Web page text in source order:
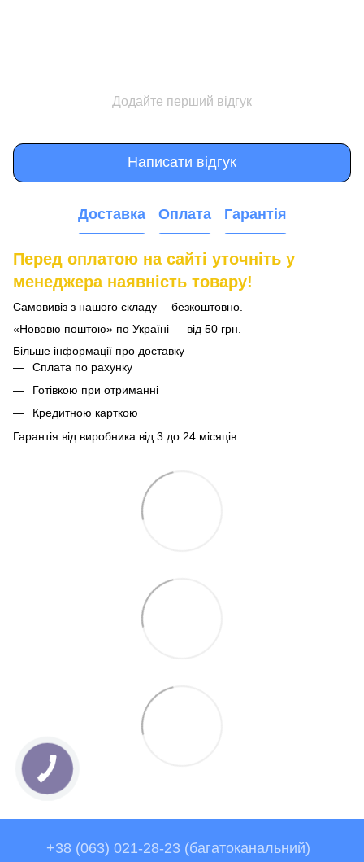
Додайте перший відгук
Написати відгук
Доставка Оплата Гарантія
Перед оплатою на сайті уточніть у
менеджера наявність товару!
Самовивіз з нашого складу— безкоштовно.
«Нововю поштою» по Україні — від 50 грн.
Більше інформації про доставку
Сплата по рахунку
Готівкою при отриманні
Кредитною карткою
Гарантія від виробника від 3 до 24 місяців.
+38 (063) 021-28-23 (багатоканальний)